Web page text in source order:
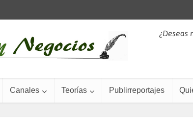
¿Deseas
Canales Teorías Publirreportajes